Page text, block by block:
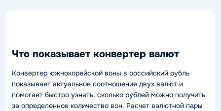
Что показывает конвертер валют
Конвертер южнокорейской воны в российский рубль
показывает актуальное соотношение двух валют и
помогает быстро узнать, сколько рублей можно получить
за определенное количество вон. Расчет валютной пары